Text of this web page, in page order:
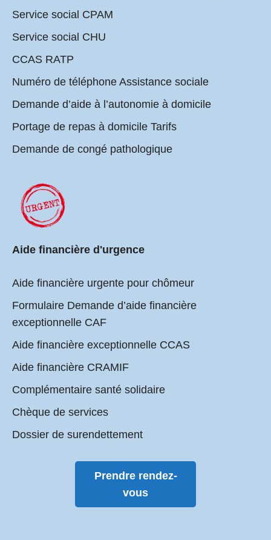
Service social CPAM
Service social CHU
CCAS RATP
Numéro de téléphone Assistance sociale
Demande d’aide à l’autonomie à domicile
Portage de repas à domicile Tarifs
Demande de congé pathologique
Aide financière d'urgence
Aide financière urgente pour chômeur
Formulaire Demande d’aide financière
exceptionnelle CAF
Aide financière exceptionnelle CCAS
Aide financière CRAMIF
Complémentaire santé solidaire
Chèque de services
Dossier de surendettement
Prendre rendez-
vous